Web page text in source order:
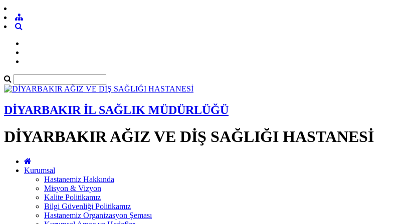
DİYARBAKIR İL SAĞLIK MÜDÜRLÜĞÜ
DİYARBAKIR AĞIZ VE DİŞ SAĞLIĞI HASTANESİ
Kurumsal
Hastanemiz Hakkında
Misyon & Vizyon
Kalite Politikamız
Bilgi Güvenliği Politikamız
Hastanemiz Organizasyon Şeması